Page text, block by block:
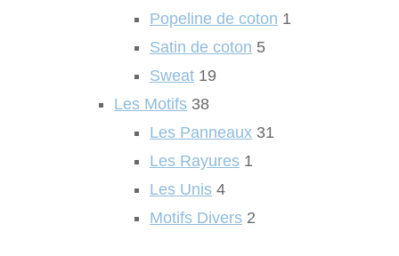
Popeline de coton 1
Satin de coton 5
Sweat 19
Les Motifs 38
Les Panneaux 31
Les Rayures 1
Les Unis 4
Motifs Divers 2